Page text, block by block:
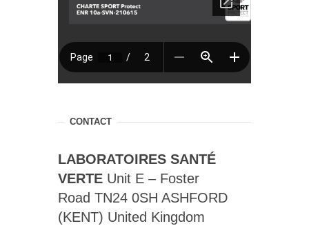
CONTACT
LABORATOIRES SANTÉ
VERTE Unit E – Foster
Road TN24 0SH ASHFORD
(KENT) United Kingdom